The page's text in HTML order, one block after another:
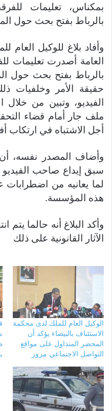
بمكناس، تعليمات
بالرباط بفتح بحث حول
وأفاد بلاغ للوكيل العام
العامة أصدرت تعليمات
بالرباط بفتح بحث حول
حقيقة الأمر وخلفيات
الفيديو، وتبين من خلال
ملف جار أمام قضاء
أجل الاشتباه في ارتكاب
وأضاف المصدر نفسه، أن
سبق إيداع صاحب
لما يعانيه من اضطرابات
هذه المؤسسة.
وأكد البلاغ أنه حالما يتم
الآثار القانونية على ذلك
الوكيل العام للملك لدى محكمة
الاستئناف بالبيضاء يؤكد أن
المحضر المتداول على مواقع
التواصل الاجتماعي مزور